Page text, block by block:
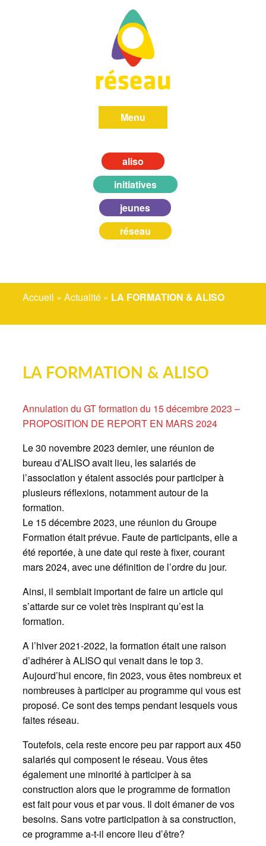
Menu
aliso
initiatives
jeunes
réseau
Accueil »Actualité » LA FORMATION & ALISO
LA FORMATION & ALISO
Annulation du GT formation du 15 décembre 2023 –
PROPOSITION DE REPORT EN MARS 2024
Le 30 novembre 2023 dernier, une réunion de
bureau d’ALISO avait lieu, les salariés de
l’association y étaient associés pour participer à
plusieurs réflexions, notamment autour de la
formation.
Le 15 décembre 2023, une réunion du Groupe
Formation était prévue. Faute de participants, elle a
été reportée, à une date qui reste à fixer, courant
mars 2024, avec une définition de l’ordre du jour.
Ainsi, il semblait important de faire un article qui
s’attarde sur ce volet très inspirant qu’est la
formation.
A l’hiver 2021-2022, la formation était une raison
d’adhérer à ALISO qui venait dans le top 3.
Aujourd’hui encore, fin 2023, vous êtes nombreux et
nombreuses à participer au programme qui vous est
proposé. Ce sont des temps pendant lesquels vous
faites réseau.
Toutefois, cela reste encore peu par rapport aux 450
salariés qui composent le réseau. Vous êtes
également une minorité à participer à sa
construction alors que le programme de formation
est fait pour vous et par vous. Il doit émaner de vos
besoins. Sans votre participation à sa construction,
ce programme a-t-il encore lieu d’être?